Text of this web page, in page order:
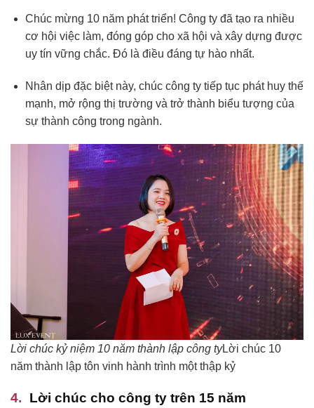
Chúc mừng 10 năm phát triển! Công ty đã tạo ra nhiều
cơ hội việc làm, đóng góp cho xã hội và xây dựng được
uy tín vững chắc. Đó là điều đáng tự hào nhất.
Nhân dịp đặc biệt này, chúc công ty tiếp tục phát huy thế
mạnh, mở rộng thị trường và trở thành biểu tượng của
sự thành công trong ngành.
Lời chúc kỷ niệm 10 năm thành lập công tyLời chúc 10
năm thành lập tôn vinh hành trình một thập kỷ
Lời chúc cho công ty trên 15 năm